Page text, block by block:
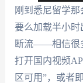
刚到悉尼留学
要么加载半小
断流——相信很
打开国内视频
区可用”，或者